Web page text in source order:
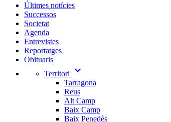
Últimes notícies
Successos
Societat
Agenda
Entrevistes
Reportatges
Obituaris
Territori
expand_more
Tarragona
Reus
Alt Camp
Baix Camp
Baix Penedès